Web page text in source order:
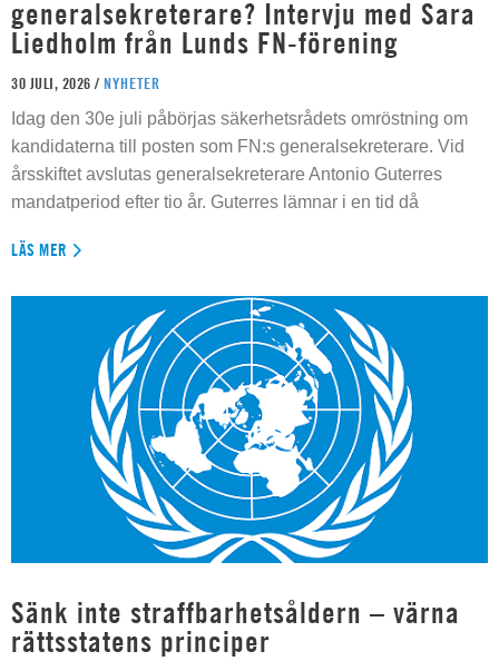
generalsekreterare? Intervju med Sara
Liedholm från Lunds FN-förening
30 JULI, 2026 / NYHETER
Idag den 30e juli påbörjas säkerhetsrådets omröstning om
kandidaterna till posten som FN:s generalsekreterare. Vid
årsskiftet avslutas generalsekreterare Antonio Guterres
mandatperiod efter tio år. Guterres lämnar i en tid då
LÄS MER
Sänk inte straffbarhetsåldern – värna
rättsstatens principer